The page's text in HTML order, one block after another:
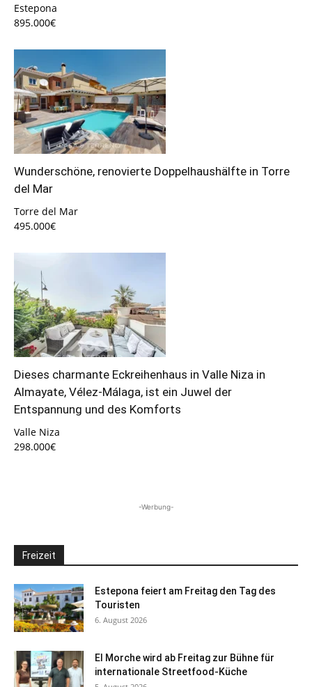
Estepona
895.000€
Wunderschöne, renovierte Doppelhaushälfte in Torre
del Mar
Torre del Mar
495.000€
Dieses charmante Eckreihenhaus in Valle Niza in
Almayate, Vélez-Málaga, ist ein Juwel der
Entspannung und des Komforts
Valle Niza
298.000€
-Werbung-
Freizeit
Estepona feiert am Freitag den Tag des
Touristen
6. August 2026
El Morche wird ab Freitag zur Bühne für
internationale Streetfood-Küche